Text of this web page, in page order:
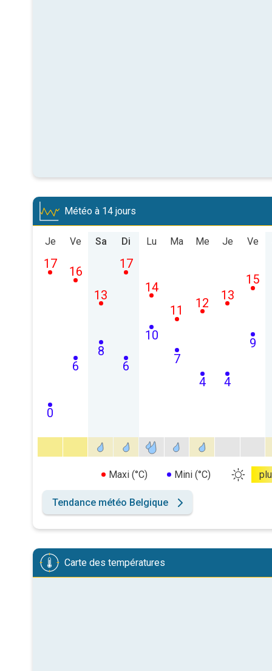
Météo à 14 jours
Je
0
17
Ve
6
16
Sa
8
13
Di
6
17
Lu
10
14
Ma
7
11
Me
4
12
Je
4
13
Ve
9
15
Maxi (°C) Mini (°C)
Tendance météo Belgique
Carte des températures